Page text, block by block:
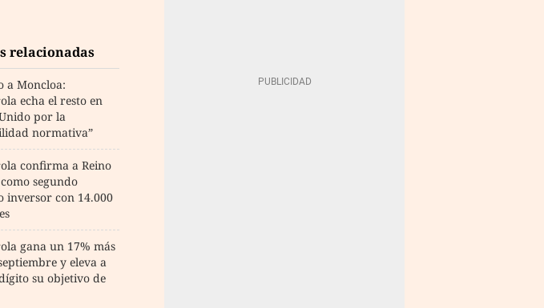
relacionadas
a Moncloa:
echa el resto en
por la
normativa”
confirma a Reino
segundo
inversor con 14.000
gana un 17% más
y eleva a
su objetivo de